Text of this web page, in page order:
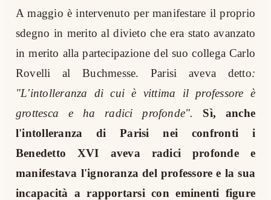
A maggio è intervenuto per manifestare il proprio
sdegno in merito al divieto che era stato avanzato
in merito alla partecipazione del suo collega Carlo
Rovelli al Buchmesse. Parisi aveva detto:
"L'intolleranza di cui è vittima il professore è
grottesca e ha radici profonde".
Sì, anche
l'intolleranza di Parisi nei confronti i
Benedetto XVI aveva radici profonde e
manifestava l'ignoranza del professore e la sua
incapacità a rapportarsi con eminenti figure